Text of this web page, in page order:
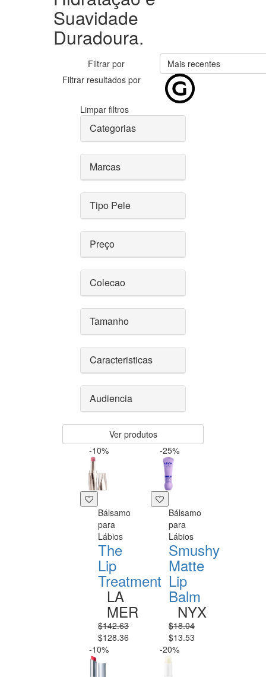
Suavidade
Duradoura.
Filtrar por
Mais recentes
Filtrar resultados por
Limpar filtros
Categorias
Marcas
Tipo Pele
Preço
Colecao
Tamanho
Caracteristicas
Audiencia
Ver produtos
-10%
Bálsamo
para
Lábios
The
Lip
Treatment
LA
MER
$142.63
$128.36
-25%
Bálsamo
para
Lábios
Smushy
Matte
Lip
Balm
NYX
$18.04
$13.53
-10%
-20%